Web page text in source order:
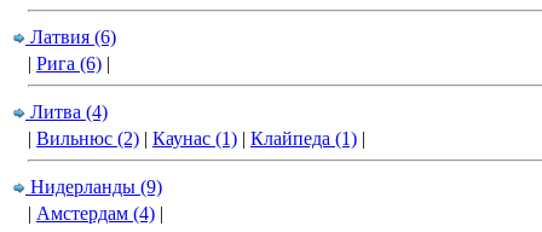
Латвия (6)
| Рига (6) |
Литва (4)
| Вильнюс (2) | Каунас (1) | Клайпеда (1) |
Нидерланды (9)
| Амстердам (4) |